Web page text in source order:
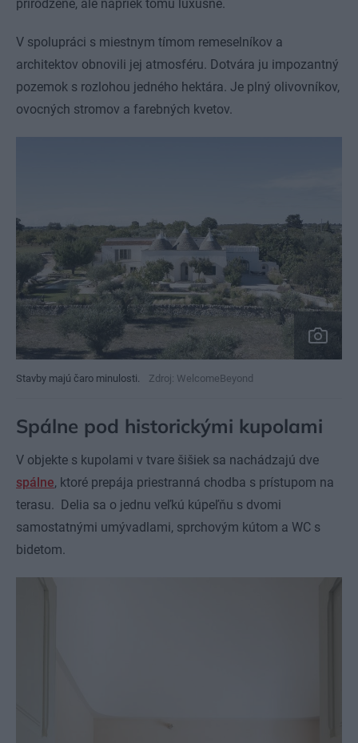
prirodzene, ale napriek tomu luxusne.
V spolupráci s miestnym tímom remeselníkov a
architektov obnovili jej atmosféru. Dotvára ju impozantný
pozemok s rozlohou jedného hektára. Je plný olivovníkov,
ovocných stromov a farebných kvetov.
Stavby majú čaro minulosti. Zdroj: WelcomeBeyond
Spálne pod historickými kupolami
V objekte s kupolami v tvare šišiek sa nachádzajú dve
spálne, ktoré prepája priestranná chodba s prístupom na
terasu. Delia sa o jednu veľkú kúpeľňu s dvomi
samostatnými umývadlami, sprchovým kútom a WC s
bidetom.